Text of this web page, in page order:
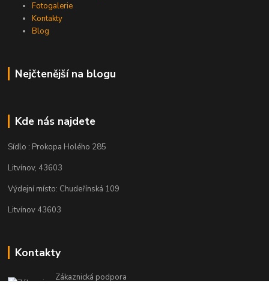
Fotogalerie
Kontakty
Blog
Nejčtenější na blogu
Kde nás najdete
Sídlo : Prokopa Holého 285
Litvínov, 43603
Výdejní místo: Chudeřínská 109
Litvínov 43603
Kontakty
Zákaznická podpora